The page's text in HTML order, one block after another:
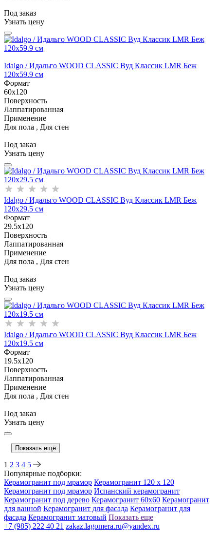
Под заказ
Узнать цену
Idalgo / Идальго WOOD CLASSIC Вуд Классик LMR Беж
120x59.9 см
Формат
60x120
Поверхность
Лаппатированная
Применение
Для пола , Для стен
Под заказ
Узнать цену
Idalgo / Идальго WOOD CLASSIC Вуд Классик LMR Беж
120x29.5 см
Формат
29.5x120
Поверхность
Лаппатированная
Применение
Для пола , Для стен
Под заказ
Узнать цену
Idalgo / Идальго WOOD CLASSIC Вуд Классик LMR Беж
120x19.5 см
Формат
19.5x120
Поверхность
Лаппатированная
Применение
Для пола , Для стен
Под заказ
Узнать цену
Показать ещё
1 2 3 4 5
Популярные подборки:
Керамогранит под мрамор Керамогранит 120 x 120
Керамогранит под мрамор Испанский керамогранит
Керамогранит под дерево Керамогранит 60x60 Керамогранит
для ванной Керамогранит для фасада Керамогранит для
фасада Керамогранит матовый Показать еще
+7 (985) 222 40 21 zakaz.lagomera.ru@yandex.ru